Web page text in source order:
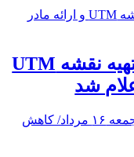
جزئیات ثبت ادعا، تهیه نقشه UTM
شد